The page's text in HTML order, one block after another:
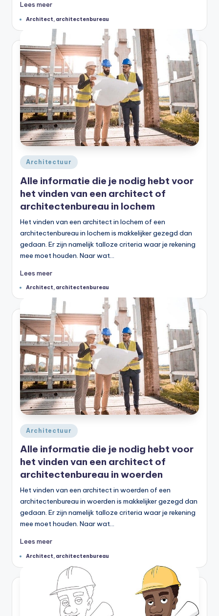
Lees meer
Tags:
Architect, architectenbureau
Geplaatst
Architectuur
Alle informatie die je nodig hebt voor
het vinden van een architect of
architectenbureau in lochem
Het vinden van een architect in lochem of een
architectenbureau in lochem is makkelijker gezegd dan
gedaan. Er zijn namelijk talloze criteria waar je rekening
mee moet houden. Naar wat…
Lees meer
Tags:
Architect, architectenbureau
Geplaatst
in
Architectuur
Alle informatie die je nodig hebt voor
het vinden van een architect of
architectenbureau in woerden
Het vinden van een architect in woerden of een
architectenbureau in woerden is makkelijker gezegd dan
gedaan. Er zijn namelijk talloze criteria waar je rekening
mee moet houden. Naar wat…
Lees meer
Tags:
Architect, architectenbureau